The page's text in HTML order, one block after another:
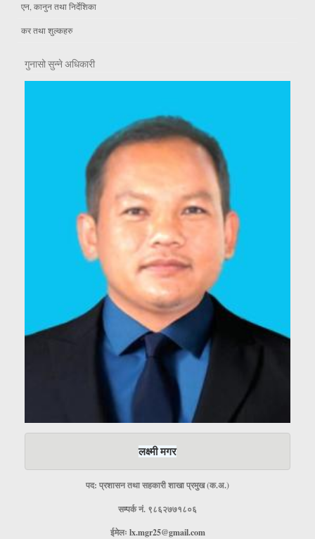
एन, कानुन तथा निर्देशिका
कर तथा शुल्कहरु
गुनासो सुन्ने अधिकारी
लक्ष्मी मगर
पद: प्रशासन तथा सहकारी शाखा प्रमुख (क.अ.)
सम्पर्क नं. ९८६२७७१८०६
ईमेलः lx.mgr25@gmail.com